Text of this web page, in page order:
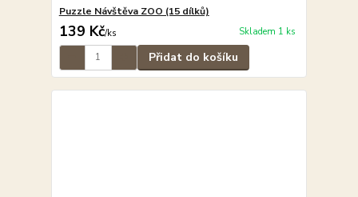
Puzzle Návštěva ZOO (15 dílků)
139 Kč/ks Skladem 1 ks
Přidat do košíku